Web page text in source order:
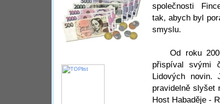
společnosti
tak, abych byl
smyslu.
Od roku
přispíval svými
Lidových novin.
pravidelně slyšet
Host Habaděje -